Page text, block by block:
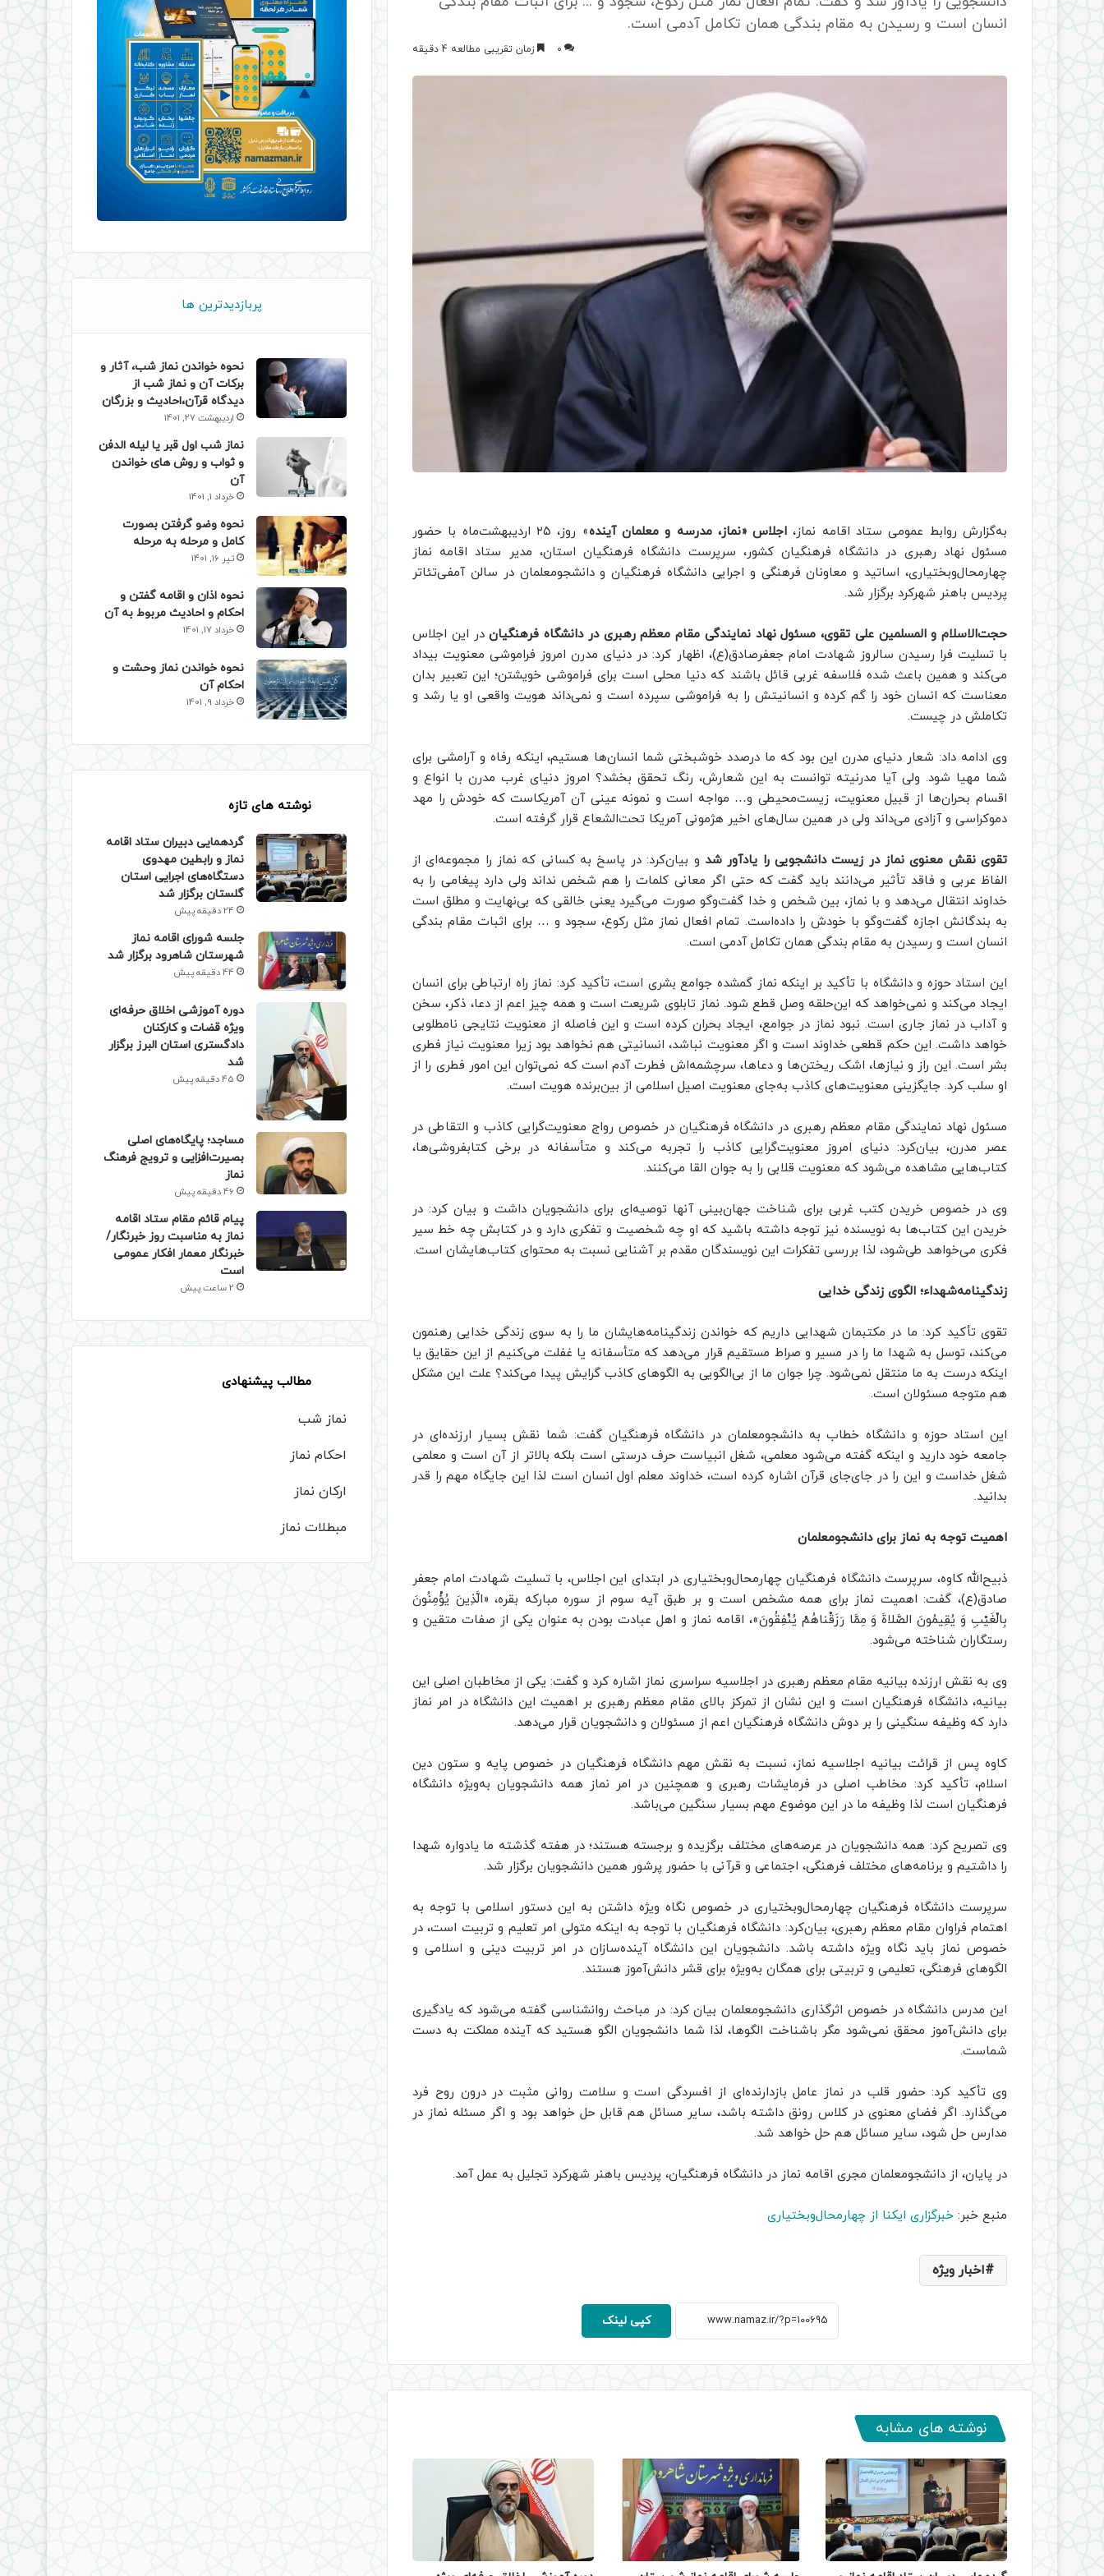
انسان است و رسیدن به مقام بندگی همان تکامل آدمی است.
0 زمان تقریبی مطالعه 4 دقیقه
به‌گزارش روابط عمومی ستاد اقامه نماز، اجلاس «نماز، مدرسه و معلمان آینده
» روز، ۲۵ اردیبهشت‌ماه با حضور
مسئول نهاد رهبری در دانشگاه فرهنگیان کشور، سرپرست دانشگاه فرهنگیان استان، مدیر ستاد اقامه نماز
چهارمحال‌وبختیاری، اساتید و معاونان فرهنگی و اجرایی دانشگاه فرهنگیان و دانشجومعلمان در سالن آمفی‌تئاتر
پردیس باهنر شهرکرد برگزار شد.
حجت‌الاسلام و المسلمین علی تقوی، مسئول نهاد نمایندگی مقام معظم رهبری در دانشگاه‌ فرهنگیاندر این اجلاس
با تسلیت فرا رسیدن سالروز شهادت امام جعفرصادق(ع)، اظهار کرد: در دنیای مدرن امروز فراموشی معنویت بیداد
می‌کند و همین باعث شده فلاسفه غربی قائل باشند که دنيا محلی است برای فراموشی خویشتن؛ این تعبیر بدان
معناست که انسان خود را گم کرده و انسانیتش را به فراموشی سپرده است و نمی‌داند هویت واقعی او یا رشد و
تکاملش در چیست.
وی ادامه داد: شعار دنیای مدرن این بود که ما درصدد خوشبختی شما انسان‌ها هستیم، اینکه رفاه و آرامشی برای
شما مهیا شود. ولی آیا مدرنیته توانست به این شعارش، رنگ تحقق بخشد؟ امروز دنیای غرب مدرن با انواع و
اقسام بحران‌ها از قبیل معنویت، زیست‌محیطی و… مواجه است و نمونه عینی‌ آن آمریکاست که خودش را مهد
دموکراسی و آزادی می‌داند ولی در همین سال‌های اخیر هژمونی آمریکا تحت‌الشعاع قرار گرفته‌ است.
تقوی نقش معنوی نماز در زیست دانشجویی را یادآور شد و بیان‌کرد: در پاسخ به کسانی که نماز را مجموعه‌ای از
الفاظ عربی و فاقد تأثیر می‌دانند باید گفت که حتی اگر معانی کلمات را هم شخص نداند ولی دارد پیغامی را به
خداوند انتقال می‌دهد و با نماز، بین شخص و خدا گفت‌وگو صورت می‌گیرد یعنی خالقی که بی‌نهایت و مطلق است
به بندگانش اجازه گفت‌وگو با خودش را داده‌است. تمام افعال نماز مثل رکوع، سجود و … برای اثبات مقام بندگی
انسان است و رسیدن به مقام بندگی همان تکامل آدمی است.
این استاد حوزه و دانشگاه با تأکید بر اینکه نماز گمشده جوامع بشری است، تأکید کرد: نماز راه ارتباطی برای انسان
ایجاد می‌کند و نمی‌خواهد که این‌حلقه وصل قطع شود. نماز تابلوی شریعت است و همه چیز اعم از دعا، ذکر، سخن
و آداب در نماز جاری است. نبود نماز در جوامع، ایجاد بحران کرده است و این فاصله از معنویت نتایجی نامطلوبی
خواهد داشت. این حکم قطعی خداوند است و اگر معنویت نباشد، انسانیتی هم نخواهد بود زیرا معنویت نیاز فطری
بشر است. این راز و نیاز‌ها، اشک ریختن‌ها و دعاها، سرچشمه‌اش فطرت آدم است که نمی‌توان این امور فطری را از
او سلب کرد. جایگزینی معنویت‌های کاذب به‌جای معنویت اصیل اسلامی از بین‌برنده هویت است.
مسئول نهاد نمایندگی مقام معظم رهبری در دانشگاه‌ فرهنگیان در خصوص رواج معنویت‌گرایی‌ کاذب و التقاطی در
عصر مدرن، بیان‌کرد: دنیای امروز معنویت‌گرایی‌ کاذب را تجربه می‌کند و متأسفانه در برخی کتابفروشی‌ها،
کتاب‌هایی مشاهده می‌شود که معنویت قلابی را به جوان القا می‌کنند.
وی در خصوص خریدن کتب غربی برای شناخت جهان‌بینی آنها توصیه‌ای برای دانشجویان داشت و بیان‌ کرد: در
خریدن این کتاب‌ها به نویسنده‌ نیز توجه داشته‌ باشید که او چه شخصیت و تفکری دارد و در کتابش چه خط سیر
فکری می‌خواهد طی‌شود، لذا بررسی تفکرات این نویسندگان مقدم بر آشنایی نسبت به محتوای کتاب‌هایشان است.
زندگینامه‌شهداء؛ الگوی زندگی خدایی
تقوی تأکید کرد: ما در مکتبمان شهدایی داریم که خواندن زندگینامه‌هایشان ما را به سوی زندگی خدایی رهنمون
می‌کند، توسل به شهدا ما را در مسیر و صراط مستقیم قرار می‌دهد که متأسفانه یا غفلت می‌کنیم از این حقایق یا
اینکه درست به ما منتقل نمی‌شود. چرا جوان ما از بی‌الگویی به الگو‌های کاذب گرایش پیدا می‌کند؟ علت این مشکل
هم متوجه مسئولان است.
این استاد حوزه و دانشگاه خطاب به دانشجومعلمان در دانشگاه فرهنگیان گفت: شما نقش بسیار ارزنده‌ای در
جامعه خود دارید و اینکه گفته می‌شود معلمی، شغل انبیاست حرف درستی است بلکه بالاتر از آن است و معلمی
شغل خداست و این را در جای‌جای قرآن اشاره کرده است، خداوند معلم اول انسان است لذا این جایگاه مهم را قدر
بدانید.
اهمیت توجه به نماز برای دانشجومعلمان
ذبیح‌الله کاوه، سرپرست دانشگاه فرهنگیان چهارمحال‌وبختیاری در ابتدای این اجلاس، با تسلیت شهادت امام جعفر
صادق(ع)، گفت: اهمیت نماز برای همه مشخص است و بر طبق آیه سوم از سوره مبارکه بقره، «الَّذِينَ يُؤْمِنُونَ
بِالْغَيْبِ وَ يُقِيمُونَ الصَّلاةَ وَ مِمَّا رَزَقْناهُمْ يُنْفِقُونَ‌»، اقامه نماز و اهل عبادت بودن به عنوان یکی از صفات متقین و
رستگاران شناخته می‌شود.
وی به نقش ارزنده بیانیه مقام معظم رهبری در اجلاسیه سراسری نماز اشاره کرد و گفت: یکی از مخاطبان اصلی این
بیانیه، دانشگاه فرهنگیان است و این نشان از تمرکز بالای مقام معظم رهبری بر اهمیت این دانشگاه در امر نماز
دارد که وظیفه سنگینی را بر دوش دانشگاه فرهنگیان اعم از مسئولان و دانشجویان قرار می‌دهد.
کاوه پس از قرائت بیانیه اجلاسیه نماز، نسبت به نقش مهم دانشگاه فرهنگیان در خصوص پایه و ستون دین
اسلام، تأکید ‌کرد: مخاطب اصلی در فرمایشات رهبری و همچنین در امر نماز همه دانشجویان به‌ویژه دانشگاه
فرهنگیان است لذا وظیفه ما در این موضوع مهم بسیار سنگین می‌باشد.
وی تصریح کرد: همه دانشجویان در عرصه‌های مختلف برگزیده و برجسته هستند؛ در هفته گذشته ما یادواره شهدا
را داشتیم و برنامه‌های مختلف فرهنگی، اجتماعی و قرآنی با حضور پرشور همین دانشجویان برگزار شد.
سرپرست دانشگاه فرهنگیان چهارمحال‌وبختیاری در خصوص نگاه ویژه داشتن به این دستور اسلامی با توجه به
اهتمام فراوان مقام معظم رهبری، بیان‌کرد: دانشگاه فرهنگیان با توجه به اینکه متولی امر تعلیم و تربیت است، در
خصوص نماز باید نگاه ویژه داشته باشد. دانشجویان این دانشگاه آینده‌سازان در امر تربیت دینی و اسلامی و
الگو‌های فرهنگی، تعلیمی و تربیتی برای همگان به‌ویژه برای قشر دانش‌آموز هستند.
این مدرس دانشگاه در خصوص اثرگذاری دانشجومعلمان بیان کرد: در مباحث روانشناسی گفته می‌شود که یادگیری
برای دانش‌آموز محقق نمی‌شود مگر باشناخت الگوها، لذا شما دانشجویان الگو هستید که آینده مملکت به دست‌
شماست.
وی تأکید کرد: حضور قلب در نماز عامل بازدارنده‌ای از افسردگی است و سلامت روانی مثبت در درون روح فرد
می‌گذارد. اگر فضای معنوی در کلاس رونق داشته باشد، سایر مسائل هم قابل حل خواهد بود و اگر مسئله نماز در
مدارس حل شود، سایر مسائل هم حل خواهد شد.
در پایان، از دانشجومعلمان مجری اقامه نماز در دانشگاه فرهنگیان، پردیس باهنر شهرکرد تجلیل به عمل آمد.
منبع خبر: خبرگزاری ایکنا از چهارمحال‌وبختیاری
اخبار ویژه
کپی لینک
نوشته های مشابه
پربازدیدترین ها
نحوه خواندن نماز شب، آثار و
برکات آن و نماز شب از
دیدگاه قرآن،احادیث و بزرگان
اردیبهشت 27, 1401
نماز شب اول قبر یا لیله الدفن
و ثواب و روش های خواندن
آن
خرداد 1, 1401
نحوه وضو گرفتن بصورت
کامل و مرحله به مرحله
تیر 16, 1401
نحوه اذان و اقامه گفتن و
احکام و احادیث مربوط به آن
خرداد 17, 1401
نحوه خواندن نماز وحشت و
احکام آن
خرداد 9, 1401
نوشته های تازه
گردهمایی دبیران ستاد اقامه
نماز و رابطین مهدوی
دستگاه‌های اجرایی استان
گلستان برگزار شد
24 دقیقه پیش
جلسه شورای اقامه نماز
شهرستان شاهرود برگزار شد
44 دقیقه پیش
دوره آموزشی اخلاق حرفه‌ای
ویژه قضات و کارکنان
دادگستری استان البرز برگزار
شد
45 دقیقه پیش
​مساجد؛ پایگاه‌های اصلی
بصیرت‌افزایی و ترویج فرهنگ
نماز
46 دقیقه پیش
پیام قائم مقام ستاد اقامه
نماز به مناسبت روز خبرنگار/
خبرنگار معمار افکار عمومی
است
2 ساعت پیش
مطالب پیشنهادی
نماز شب
احکام نماز
ارکان نماز
مبطلات نماز